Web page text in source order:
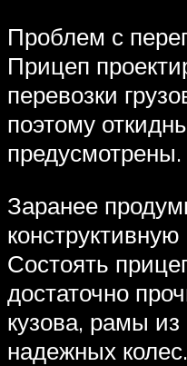
Проблем с
Прицеп
перевозки
поэтому
предусмотрены.
Заранее
Состоять
достаточно
кузова, рамы из
надежных колес.